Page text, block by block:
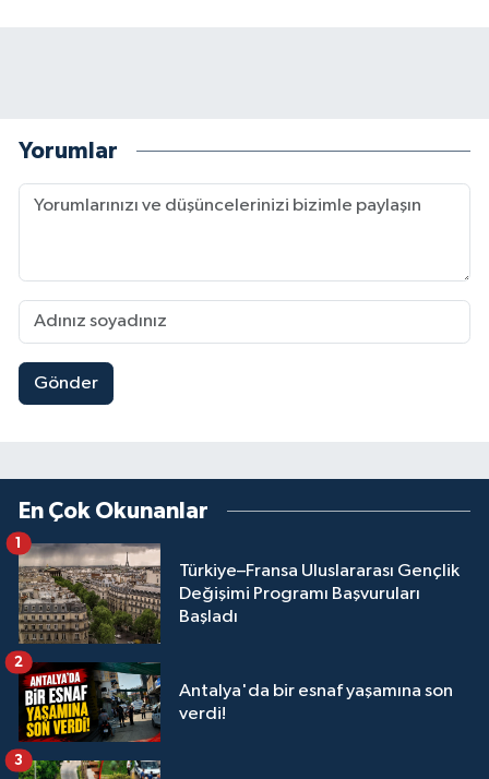
Yorumlar
Gönder
En Çok Okunanlar
Türkiye–Fransa Uluslararası Gençlik
Değişimi Programı Başvuruları
Başladı
1
Antalya'da bir esnaf yaşamına son
verdi!
2
3